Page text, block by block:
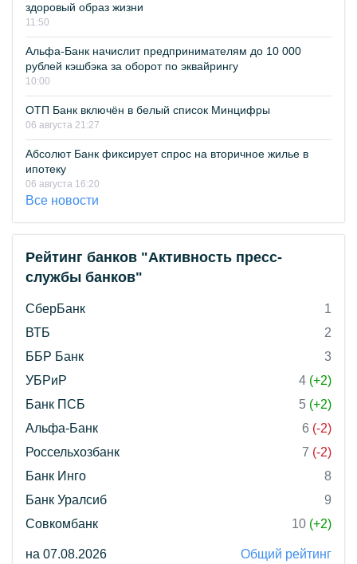
здоровый образ жизни
11:50
Альфа-Банк начислит предпринимателям до 10 000
рублей кэшбэка за оборот по эквайрингу
10:00
ОТП Банк включён в белый список Минцифры
06 августа 21:27
Абсолют Банк фиксирует спрос на вторичное жилье в
ипотеку
06 августа 16:20
Все новости
Рейтинг банков "Активность пресс-
службы банков"
СберБанк
1
ВТБ
2
ББР Банк
3
УБРиР
4 (+2)
Банк ПСБ
5 (+2)
Альфа-Банк
6 (-2)
Россельхозбанк
7 (-2)
Банк Инго
8
Банк Уралсиб
9
Совкомбанк
10 (+2)
на 07.08.2026 Общий рейтинг